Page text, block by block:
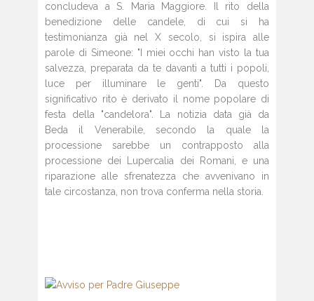
concludeva a S. Maria Maggiore. Il rito della
benedizione delle candele, di cui si ha
testimonianza già nel X secolo, si ispira alle
parole di Simeone: "I miei occhi han visto la tua
salvezza, preparata da te davanti a tutti i popoli,
luce per illuminare le genti". Da questo
significativo rito è derivato il nome popolare di
festa della "candelora". La notizia data già da
Beda il Venerabile, secondo la quale la
processione sarebbe un contrapposto alla
processione dei Lupercalia dei Romani, e una
riparazione alle sfrenatezza che avvenivano in
tale circostanza, non trova conferma nella storia.